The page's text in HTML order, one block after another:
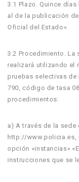
3.1 Plazo. Quince
al de la publicación
Oficial del Estado».
3.2 Procedimiento.
realizará utilizando el
pruebas selectivas
790, código de tasa
procedimientos:
a) A través de la
http://www.policia.es,
opción «instancias»
instrucciones que se